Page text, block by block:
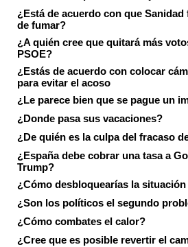
¿Está de acuerdo con que
de fumar?
¿A quién cree que quitará más
PSOE?
¿Estás de acuerdo con colocar
para evitar el acoso
¿Le parece bien que se pague un
¿Donde pasa sus vacaciones?
¿De quién es la culpa del fracaso
¿España debe cobrar una tasa a
Trump?
¿Cómo desbloquearías la
¿Son los políticos el segundo
¿Cómo combates el calor?
¿Cree que es posible revertir el